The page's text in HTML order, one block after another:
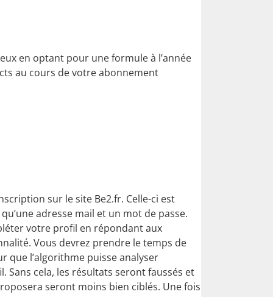
en optant pour une formule à l’année
au cours de votre abonnement
sur le site Be2.fr. Celle-ci est
adresse mail et un mot de passe.
votre profil en répondant aux
Vous devrez prendre le temps de
que l’algorithme puisse analyser
Sans cela, les résultats seront faussés et
seront moins bien ciblés. Une fois